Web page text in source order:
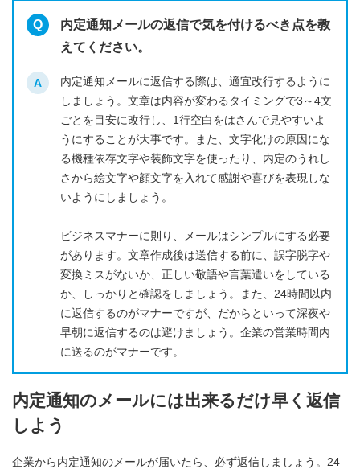
内定通知メールの返信で気を付けるべき点を教
えてください。
内定通知メールに返信する際は、適宜改行するように
しましょう。文章は内容が変わるタイミングで3～4文
ごとを目安に改行し、1行空白をはさんで見やすいよ
うにすることが大事です。また、文字化けの原因にな
る機種依存文字や装飾文字を使ったり、内定のうれし
さから絵文字や顔文字を入れて感謝や喜びを表現しな
いようにしましょう。
ビジネスマナーに則り、メールはシンプルにする必要
があります。文章作成後は送信する前に、誤字脱字や
変換ミスがないか、正しい敬語や言葉遣いをしている
か、しっかりと確認をしましょう。また、24時間以内
に返信するのがマナーですが、だからといって深夜や
早朝に返信するのは避けましょう。企業の営業時間内
に送るのがマナーです。
内定通知のメールには出来るだけ早く返信
しよう
企業から内定通知のメールが届いたら、必ず返信しましょう。24